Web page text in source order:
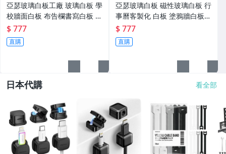
亞瑟玻璃白板工廠 玻璃白板 學
校牆面白板 布告欄書寫白板 磁
鐵玻璃白板
$ 777
直購
亞瑟玻璃白板 磁性玻璃白板 行
事曆客製化 白板 塗鴉牆白板
防眩光白板 圖案客製行事曆白
板
$ 777
直購
日本代購 看全部